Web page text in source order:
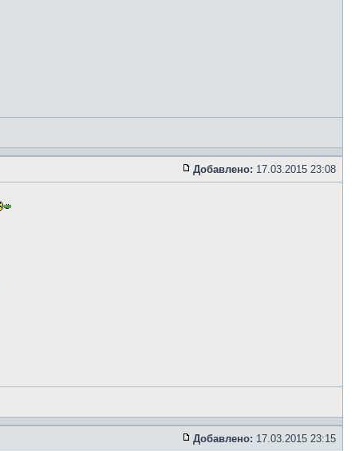
Добавлено: 17.03.2015 23:08
Добавлено: 17.03.2015 23:15